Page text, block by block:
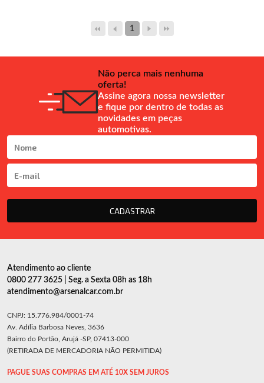
1
Não perca mais nenhuma
oferta!
Assine agora nossa newsletter
e fique por dentro de todas as
novidades em peças
automotivas.
CADASTRAR
Atendimento ao cliente
0800 277 3625 | Seg. a Sexta 08h as 18h
atendimento@arsenalcar.com.br
CNPJ: 15.776.984/0001-74
Av. Adília Barbosa Neves, 3636
Bairro do Portão, Arujá -SP, 07413-000
(RETIRADA DE MERCADORIA NÃO PERMITIDA)
PAGUE SUAS COMPRAS EM ATÉ 10X SEM JUROS